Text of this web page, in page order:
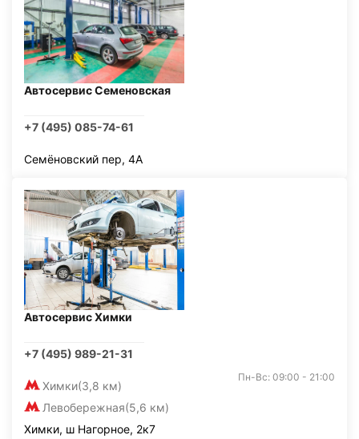
Автосервис Семеновская
+7 (495) 085-74-61
Семёновский пер, 4А
Автосервис Химки
+7 (495) 989-21-31
Химки(3,8 км)
Левобережная(5,6 км)
Пн-Вс: 09:00 - 21:00
Химки, ш Нагорное, 2к7